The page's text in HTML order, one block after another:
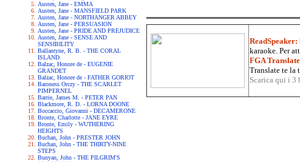
Austen, Jane - EMMA
Austen, Jane - MANSFIELD PARK
Austen, Jane - NORTHANGER ABBEY
Austen, Jane - PERSUASION
Austen, Jane - PRIDE AND PREJUDICE
Austen, Jane - SENSE AND
SENSIBILITY
Ballantyne, R. B. - THE CORAL
ISLAND
Balzac, Honore de - EUGENIE
GRANDET
Balzac, Honore de - FATHER GORIOT
Baroness Orczy - THE SCARLET
PIMPERNEL
Barrie, James M. - PETER PAN
Blackmore, R. D. - LORNA DOONE
Boccaccio, Giovanni - DECAMERONE
Bronte, Charlotte - JANE EYRE
Bronte, Emily - WUTHERING
HEIGHTS
Buchan, John - PRESTER JOHN
Buchan, John - THE THIRTY-NINE
STEPS
Bunyan, John - THE PILGRIM'S
ReadSpeaker:
karaoke. Per
FGA
Translate te la
Scarica qui i 3